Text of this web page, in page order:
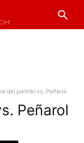
del partido vs. Peñarol
Peñarol